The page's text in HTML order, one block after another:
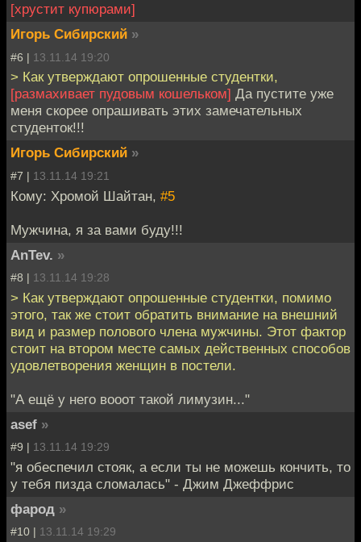
[хрустит купюрами]
Игорь Сибирский »
#6 | 13.11.14 19:20
> Как утверждают опрошенные студентки,
[размахивает пудовым кошельком] Да пустите уже
меня скорее опрашивать этих замечательных
студенток!!!
Игорь Сибирский »
#7 | 13.11.14 19:21
Кому: Хромой Шайтан, #5
Мужчина, я за вами буду!!!
AnTev. »
#8 | 13.11.14 19:28
> Как утверждают опрошенные студентки, помимо
этого, так же стоит обратить внимание на внешний
вид и размер полового члена мужчины. Этот фактор
стоит на втором месте самых действенных способов
удовлетворения женщин в постели.
"А ещё у него вооот такой лимузин..."
asef »
#9 | 13.11.14 19:29
"я обеспечил стояк, а если ты не можешь кончить, то
у тебя пизда сломалась" - Джим Джеффрис
фарод »
#10 | 13.11.14 19:29